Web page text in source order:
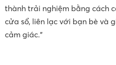
thành trải nghiệm bằng cách
cửa sổ, liên lạc với bạn bè và
cảm giác.”